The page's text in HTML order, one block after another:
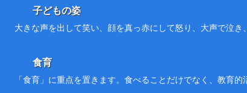
子どもの姿
大きな声を出して笑い、顔を真っ赤にして怒り、大声で泣
食育
「食育」に重点を置きます。食べることだけでなく、教育